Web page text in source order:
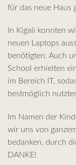
für das neue Haus
In Kigali konnten
neuen Laptops
benötigten. Auch
School erhielten
im Bereich IT,
bestmöglich
Im Namen der
wir uns von
bedanken, durch
DANKE!